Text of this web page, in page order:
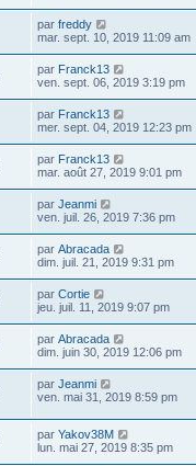
par freddy
mar. sept. 10, 2019 11:09 am
par Franck13
ven. sept. 06, 2019 3:19 pm
par Franck13
mer. sept. 04, 2019 12:23 pm
par Franck13
mar. août 27, 2019 9:01 pm
par Jeanmi
ven. juil. 26, 2019 7:36 pm
par Abracada
dim. juil. 21, 2019 9:31 pm
par Cortie
jeu. juil. 11, 2019 9:07 pm
par Abracada
dim. juin 30, 2019 12:06 pm
par Jeanmi
ven. mai 31, 2019 8:59 pm
par Yakov38M
lun. mai 27, 2019 8:35 pm